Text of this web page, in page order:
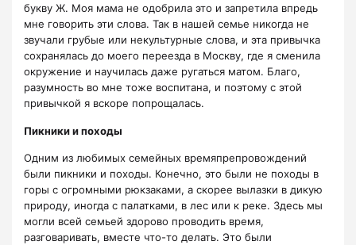
букву Ж. Моя мама не одобрила это и запретила впредь
мне говорить эти слова. Так в нашей семье никогда не
звучали грубые или некультурные слова, и эта привычка
сохранялась до моего переезда в Москву, где я сменила
окружение и научилась даже ругаться матом. Благо,
разумность во мне тоже воспитана, и поэтому с этой
привычкой я вскоре попрощалась.
Пикники и походы
​​​​​​​Одним из любимых семейных времяпрепровождений
были пикники и походы. Конечно, это были не походы в
горы с огромными рюкзаками, а скорее вылазки в дикую
природу, иногда с палатками, в лес или к реке. Здесь мы
могли всей семьей здорово проводить время,
разговаривать, вместе что-то делать. Это были